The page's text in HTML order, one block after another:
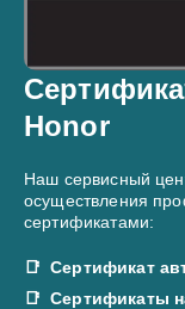
Honor
Наш сервисный
осуществления
сертификатами:
Сертификат
Сертификаты